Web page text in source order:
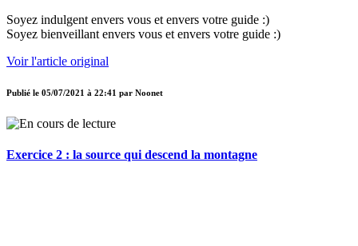
Soyez indulgent envers vous et envers votre guide :)
Soyez bienveillant envers vous et envers votre guide :)
Voir l'article original
Publié le 05/07/2021 à 22:41 par Noonet
Exercice 2 : la source qui descend la montagne